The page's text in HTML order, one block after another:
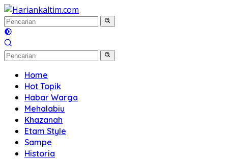
Langsung
ke
konten
Home
Hot Topik
Habar Warga
Mehalabiu
Khazanah
Etam Style
Sampe
Historia